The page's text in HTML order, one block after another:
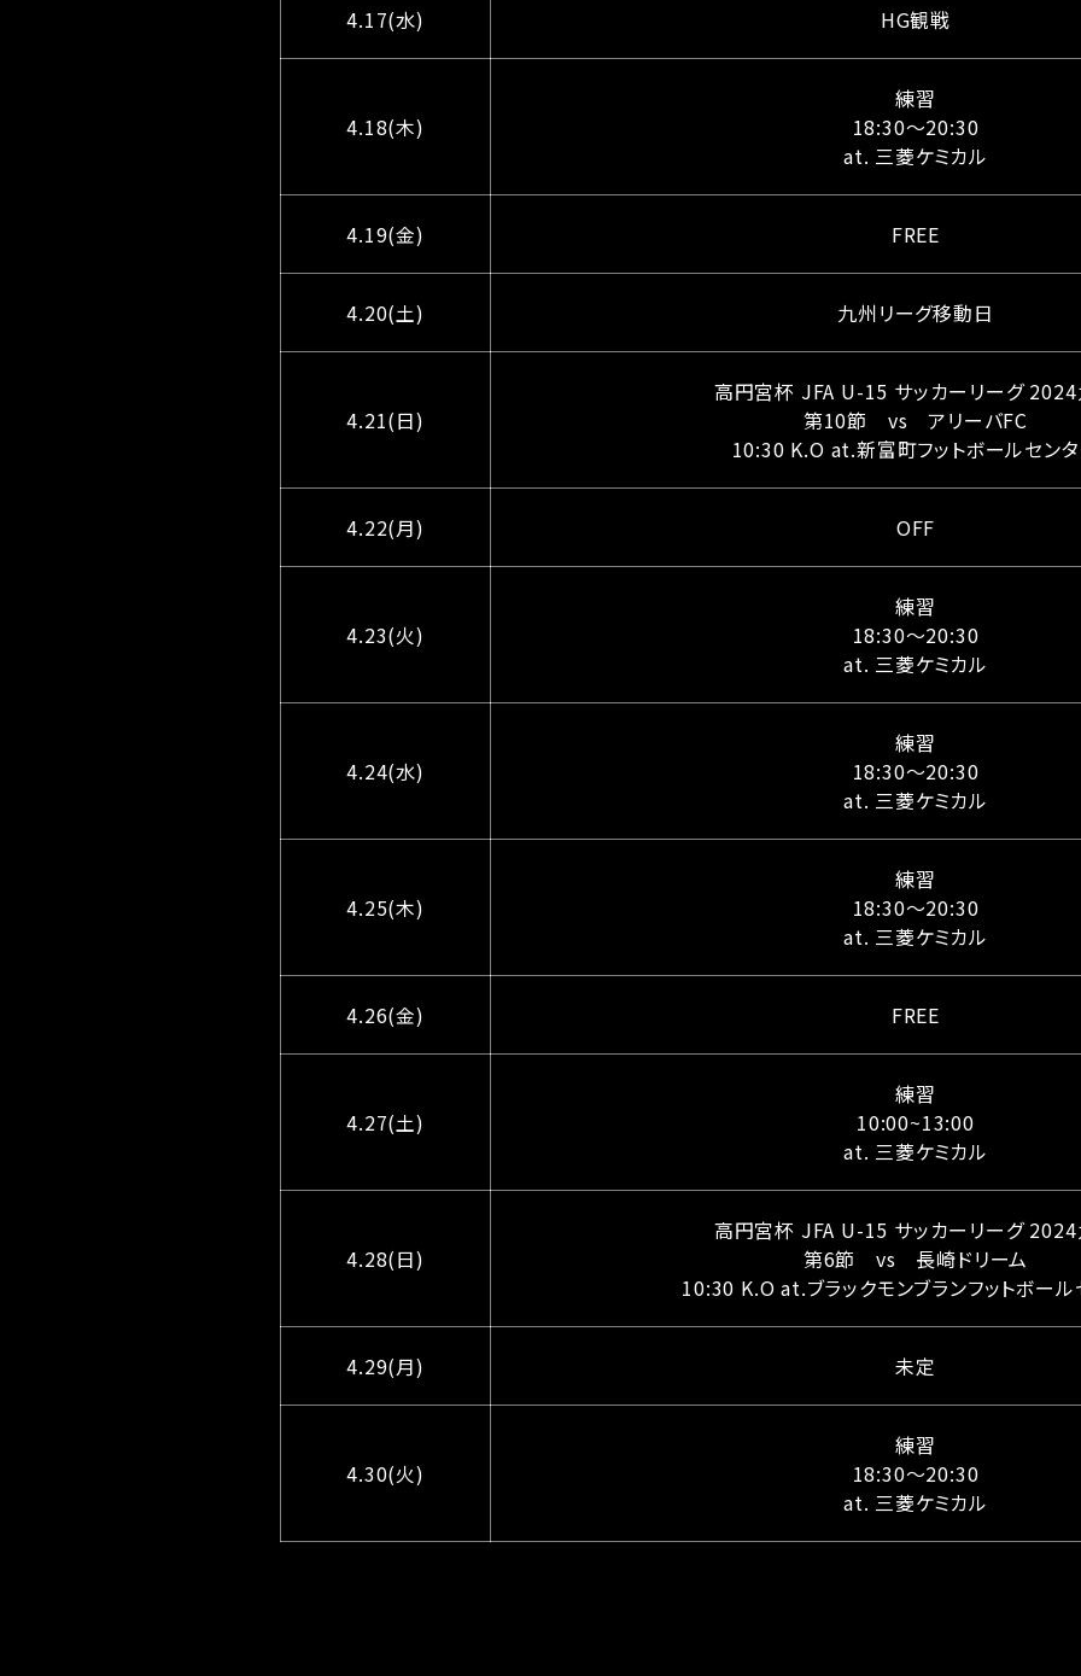
4.17(水) HG観戦
4.18(木)
練習
18:30～20:30
at. 三菱ケミカル
4.19(金) FREE
4.20(土) 九州リーグ移動日
4.21(日)
高円宮杯 JFA U-15 サッカーリーグ 2024
第10節 vs アリーバFC
10:30 K.O at.新富町フットボールセン
4.22(月) OFF
4.23(火)
練習
18:30～20:30
at. 三菱ケミカル
4.24(水)
練習
18:30～20:30
at. 三菱ケミカル
4.25(木)
練習
18:30～20:30
at. 三菱ケミカル
4.26(金) FREE
4.27(土)
練習
10:00~13:00
at. 三菱ケミカル
4.28(日)
高円宮杯 JFA U-15 サッカーリーグ 2024
第6節 vs 長崎ドリーム
10:30 K.O at.ブラックモンブランフットボール
4.29(月) 未定
4.30(火)
練習
18:30～20:30
at. 三菱ケミカル